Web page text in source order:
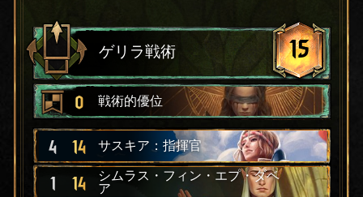
ゲリラ戦術 15
0 戦術的優位
4 14 サスキア：指揮官
1 14
シムラス・フィン・エプ・ダベ
ア